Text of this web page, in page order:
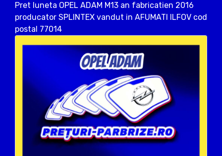
Pret luneta OPEL ADAM M13 an fabricatien 2016
producator SPLINTEX vandut in AFUMATI ILFOV cod
postal 77014